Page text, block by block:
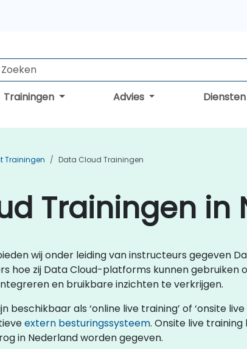
Trainingen Advies Diensten
Trainingen Data Cloud Trainingen
Trainingen in
wij onder leiding van instructeurs gegeven
hoe zij Data Cloud-platforms kunnen gebruiken
en bruikbare inzichten te verkrijgen.
beschikbaar als ‘online live training’ of ‘onsite
extern besturingssysteem. Onsite live
in Nederland worden gegeven.